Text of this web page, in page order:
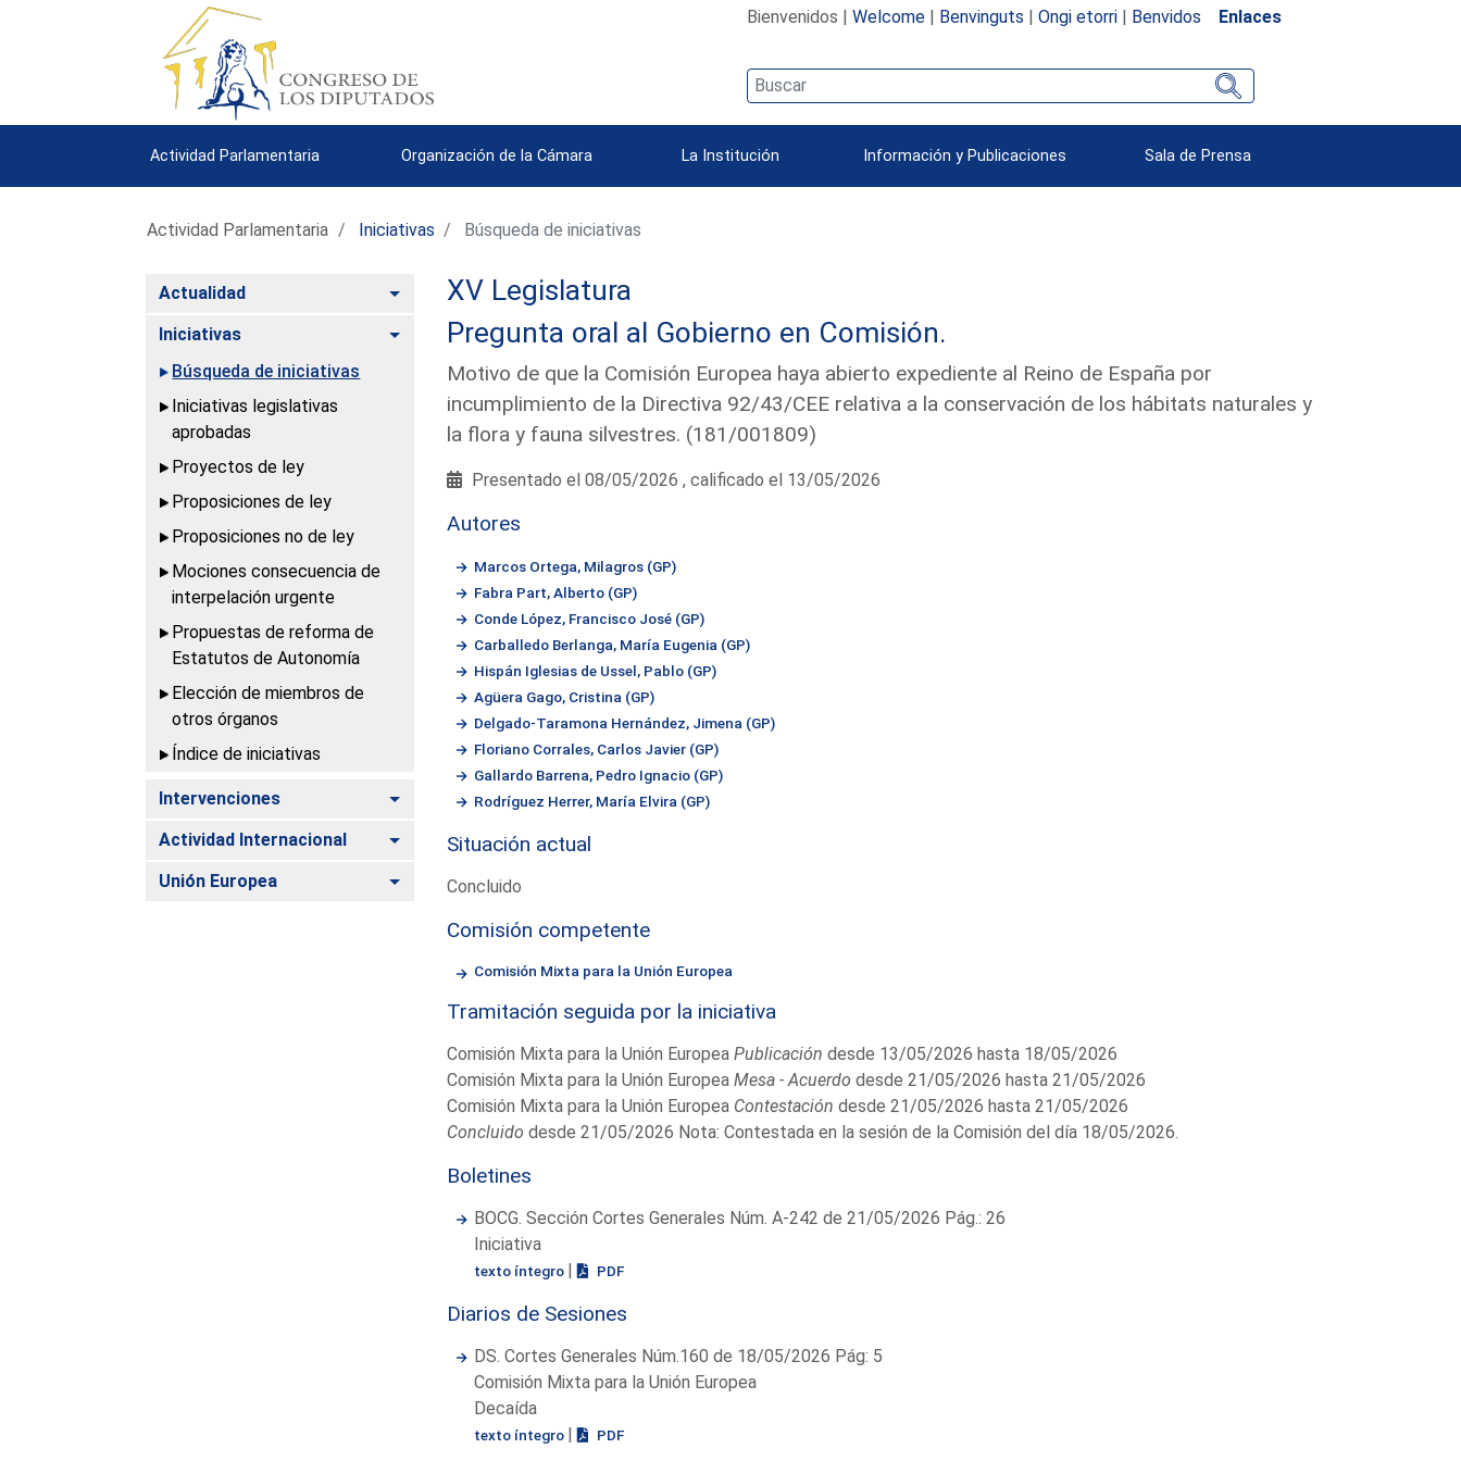
Bienvenidos | Welcome| Benvinguts | Ongi etorri| Benvidos Enlaces
Actividad Parlamentaria Organización de la Cámara La Institución Información y Publicaciones Sala de Prensa
Actividad Parlamentaria Iniciativas Búsqueda de iniciativas
Actualidad Alternar
Iniciativas
Alternar
Búsqueda de iniciativas
Iniciativas legislativas
aprobadas
Proyectos de ley
Proposiciones de ley
Proposiciones no de ley
Mociones consecuencia de
interpelación urgente
Propuestas de reforma de
Estatutos de Autonomía
Elección de miembros de
otros órganos
Índice de iniciativas
Intervenciones Alternar
Actividad Internacional Alternar
Unión Europea Alternar
XV Legislatura
Pregunta oral al Gobierno en Comisión.
Motivo de que la Comisión Europea haya abierto expediente al Reino de España por
incumplimiento de la Directiva 92/43/CEE relativa a la conservación de los hábitats naturales y
la flora y fauna silvestres. (181/001809)
Presentado el 08/05/2026 , calificado el 13/05/2026
Autores
Marcos Ortega, Milagros (GP)
Fabra Part, Alberto (GP)
Conde López, Francisco José (GP)
Carballedo Berlanga, María Eugenia (GP)
Hispán Iglesias de Ussel, Pablo (GP)
Agüera Gago, Cristina (GP)
Delgado-Taramona Hernández, Jimena (GP)
Floriano Corrales, Carlos Javier (GP)
Gallardo Barrena, Pedro Ignacio (GP)
Rodríguez Herrer, María Elvira (GP)
Situación actual
Concluido
Comisión competente
Comisión Mixta para la Unión Europea
Tramitación seguida por la iniciativa
Comisión Mixta para la Unión Europea Publicación desde 13/05/2026 hasta 18/05/2026
Comisión Mixta para la Unión Europea Mesa - Acuerdo desde 21/05/2026 hasta 21/05/2026
Comisión Mixta para la Unión Europea Contestación desde 21/05/2026 hasta 21/05/2026
Concluido desde 21/05/2026 Nota: Contestada en la sesión de la Comisión del día 18/05/2026.
Boletines
BOCG. Sección Cortes Generales Núm. A-242 de 21/05/2026 Pág.: 26
Iniciativa
texto íntegro | PDF
Diarios de Sesiones
DS. Cortes Generales Núm.160 de 18/05/2026 Pág: 5
Comisión Mixta para la Unión Europea
Decaída
texto íntegro | PDF